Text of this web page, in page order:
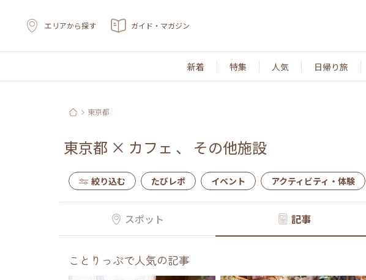
エリアから探す ガイド・マガジン
新着 特集 人気 日帰り旅
東京都
東京都 × カフェ 、 その他施設
絞り込む たびレポ イベント アクティビティ・体験
スポット 記事
ことりっぷで人気の記事